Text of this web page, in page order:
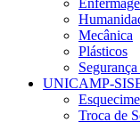
Mecânica
Plásticos
UNICAMP-
Troca de